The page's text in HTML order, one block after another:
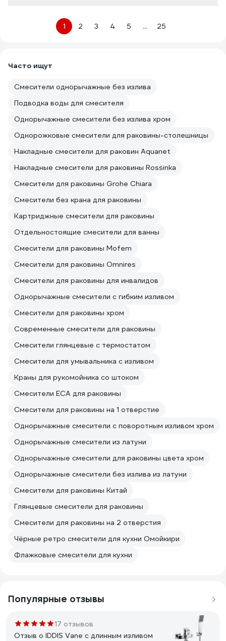
1 2 3 4 5 ... 25
Часто ищут
Смесители однорычажные без излива
Подводка воды для смесителя
Однорычажные смесители без излива хром
Однорожковые смесители для раковины-столешницы
Накладные смесители для раковин Aquanet
Накладные смесители для раковины Rossinka
Смесители для раковины Grohe Chiara
Смесители без крана для раковины
Картриджные смесители для раковины
Отдельностоящие смесители для ванны
Смесители для раковины Mofem
Смесители для раковины Omnires
Смесители для раковины для инвалидов
Однорычажные смесители с гибким изливом
Смесители для раковины хром
Современные смесители для раковины
Смесители глянцевые с термостатом
Смесители для умывальника с изливом
Краны для рукомойника со штоком
Смесители ECA для раковины
Смесители для раковины на 1 отверстие
Однорычажные смесители с поворотным изливом хром
Однорычажные смесители из латуни
Однорычажные смесители для раковины цвета хром
Однорычажные смесители без излива из латуни
Смесители для раковины Китай
Глянцевые смесители для раковины
Смесители для раковины на 2 отверстия
Чёрные ретро смесители для кухни Омойкири
Флажковые смесители для кухни
Популярные отзывы
17 отзывов
Отзыв о IDDIS Vane с длинным изливом